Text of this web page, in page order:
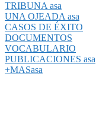
TRIBUNA asa
UNA OJEADA asa
CASOS DE ÉXITO
DOCUMENTOS
VOCABULARIO
PUBLICACIONES asa
+MASasa